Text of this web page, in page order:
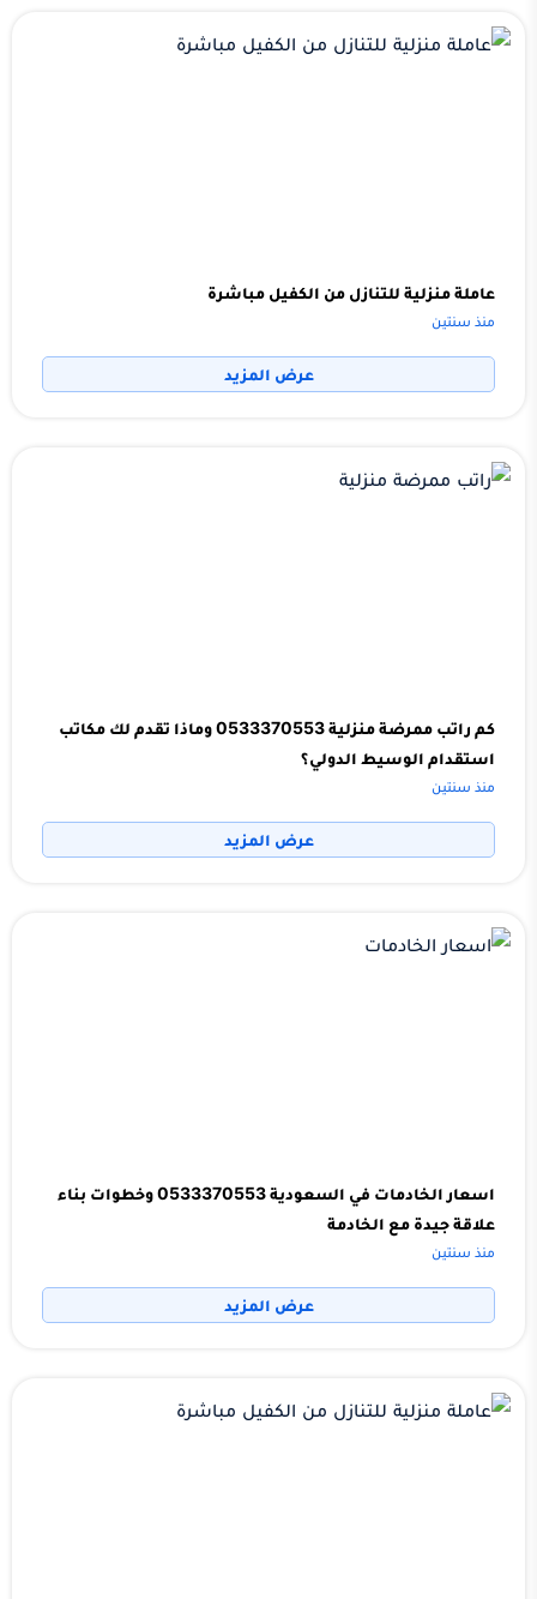
عاملة منزلية للتنازل من الكفيل مباشرة
منذ سنتين
عرض المزيد
كم راتب ممرضة منزلية 0533370553 وماذا تقدم لك مكاتب
استقدام الوسيط الدولي؟
منذ سنتين
عرض المزيد
اسعار الخادمات في السعودية 0533370553 وخطوات بناء
علاقة جيدة مع الخادمة
منذ سنتين
عرض المزيد